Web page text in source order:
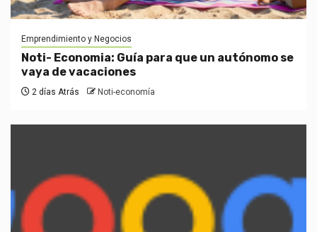
Emprendimiento y Negocios
Noti- Economia: Guía para que un autónomo se
vaya de vacaciones
2 días Atrás Noti-economía